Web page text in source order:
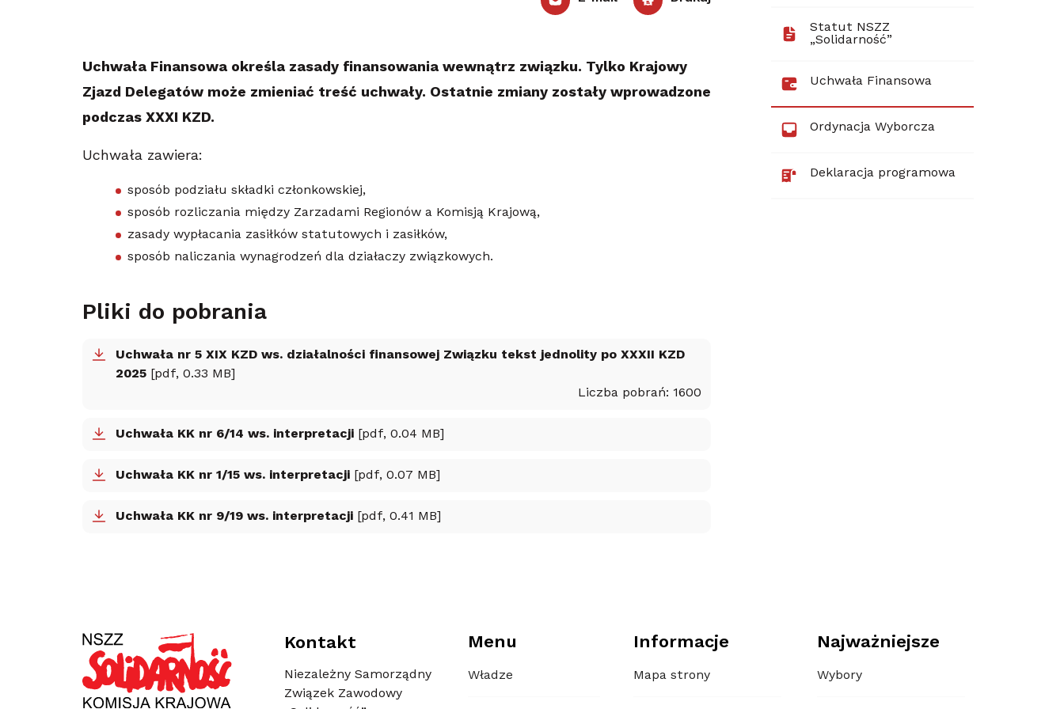
Uchwała Finansowa określa zasady finansowania wewnątrz związku. Tylko Krajowy
Zjazd Delegatów może zmieniać treść uchwały. Ostatnie zmiany zostały wprowadzone
podczas XXXI KZD.
Uchwała zawiera:
sposób podziału składki członkowskiej,
sposób rozliczania między Zarzadami Regionów a Komisją Krajową,
zasady wypłacania zasiłków statutowych i zasiłków,
sposób naliczania wynagrodzeń dla działaczy związkowych.
Pliki do pobrania
Uchwała nr 5 XIX KZD ws. działalności finansowej Związku tekst jednolity po XXXII KZD
2025 [pdf, 0.33 MB]
Liczba pobrań: 1600
Uchwała KK nr 6/14 ws. interpretacji [pdf, 0.04 MB]
Uchwała KK nr 1/15 ws. interpretacji [pdf, 0.07 MB]
Uchwała KK nr 9/19 ws. interpretacji [pdf, 0.41 MB]
Statut NSZZ
„Solidarność”
Uchwała Finansowa
Ordynacja Wyborcza
Deklaracja programowa
Kontakt
Niezależny Samorządny
Związek Zawodowy
Menu
Władze
Informacje
Mapa strony
Najważniejsze
Wybory